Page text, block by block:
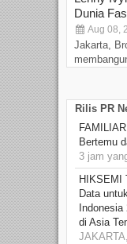
Dunia
Aug 08,
Jakarta,
Rilis PR
Bertemu
3 jam
HIKSEMI
Data
di Asia